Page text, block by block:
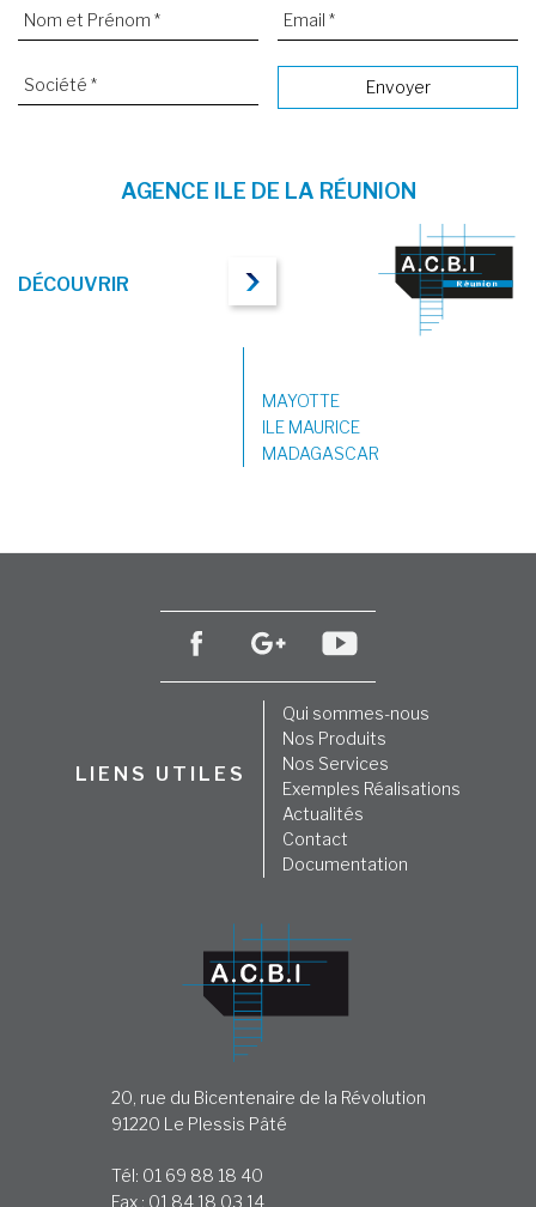
AGENCE ILE DE LA RÉUNION
DÉCOUVRIR
MAYOTTE
ILE MAURICE
MADAGASCAR
LIENS UTILES
Qui sommes-nous
Nos Produits
Nos Services
Exemples Réalisations
Actualités
Contact
Documentation
20, rue du Bicentenaire de la Révolution
91220 Le Plessis Pâté
Tél: 01 69 88 18 40
Fax : 01 84 18 03 14